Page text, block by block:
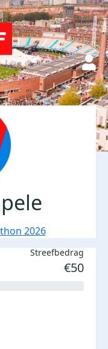
2026
Streefbedrag
€50